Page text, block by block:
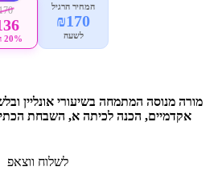
המחיר הרגיל
₪170
לשעה 20% הנחה
מורה מנוסה המתמחה בשיעורי אונליין
אקדמיים, הכנה לכיתה א, השבחת
לשלוח ווצאפ